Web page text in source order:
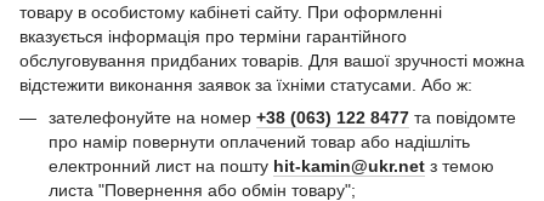
товару в особистому кабінеті сайту. При оформленні
вказується інформація про терміни гарантійного
обслуговування придбаних товарів. Для вашої зручності можна
відстежити виконання заявок за їхніми статусами. Або ж:
зателефонуйте на номер +38 (063) 122 8477 та повідомте
про намір повернути оплачений товар або надішліть
електронний лист на пошту hit-kamin@ukr.net з темою
листа "Повернення або обмін товару";